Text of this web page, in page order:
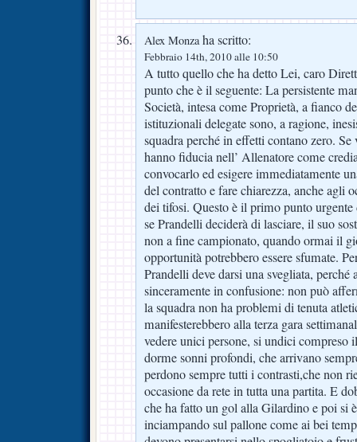
Alex Monzaha scritto:
Febbraio 14th, 2010 alle 10:50
A tutto quello che ha detto Lei, caro
punto che è il seguente: La persistente
Società, intesa come Proprietà, a fianco
istituzionali delegate sono, a ragione,
squadra perché in effetti contano zero.
hanno fiducia nell’ Allenatore come
convocarlo ed esigere immediatamente
del contratto e fare chiarezza, anche agli
dei tifosi. Questo è il primo punto urgente
se Prandelli deciderà di lasciare, il suo
non a fine campionato, quando ormai il
opportunità potrebbero essere sfumate.
Prandelli deve darsi una svegliata, perché
sinceramente in confusione: non può
la squadra non ha problemi di tenuta
manifesterebbero alla terza gara
vedere unici persone, si undici compreso
dorme sonni profondi, che arrivano
perdono sempre tutti i contrasti,che non
occasione da rete in tutta una partita. E
che ha fatto un gol alla Gilardino e poi si
inciampando sul pallone come ai bei